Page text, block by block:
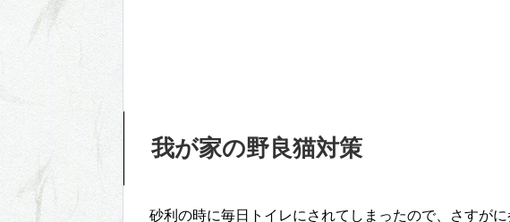
我が家の野良猫対策
砂利の時に毎日トイレにされてしまったので、さすがに